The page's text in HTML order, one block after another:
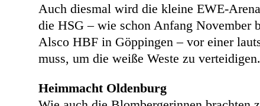
Auch diesmal wird die kleine EWE-
die HSG – wie schon Anfang November
Alsco HBF in Göppingen – vor einer
muss, um die weiße Weste zu verteidigen.
Heimmacht Oldenburg